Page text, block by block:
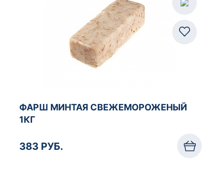
ФАРШ МИНТАЯ СВЕЖЕМОРОЖЕНЫЙ
1КГ
383 РУБ.